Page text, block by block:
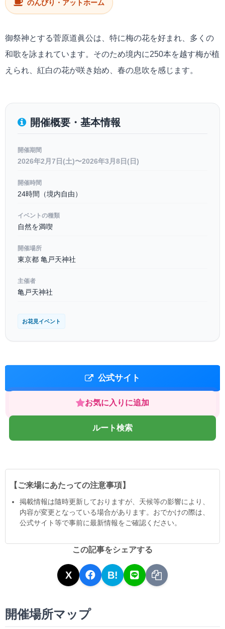
のんびり・アットホーム
御祭神とする菅原道眞公は、特に梅の花を好まれ、多くの
和歌を詠まれています。そのため境内に250本を越す梅が植
えられ、紅白の花が咲き始め、春の息吹を感じます。
開催概要・基本情報
開催期間
2026年2月7日(土)〜2026年3月8日(日)
開催時間
24時間（境内自由）
イベントの種類
自然を満喫
開催場所
東京都 亀戸天神社
主催者
亀戸天神社
お花見イベント
公式サイト
お気に入りに追加
ルート検索
【ご来場にあたっての注意事項】
掲載情報は隨時更新しておりますが、天候等の影響により、
内容が変更となっている場合があります。おでかけの際は、
公式サイト等で事前に最新情報をご確認ください。
この記事をシェアする
X B!
開催場所マップ